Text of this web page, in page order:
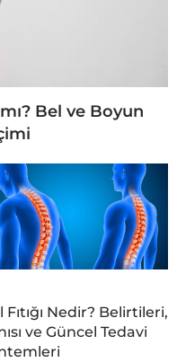
Bel ve Boyun
Fıtığı Nedir? Belirtileri,
ve Güncel Tedavi